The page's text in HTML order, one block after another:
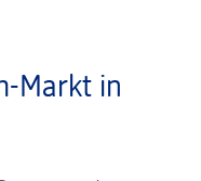
Markt in